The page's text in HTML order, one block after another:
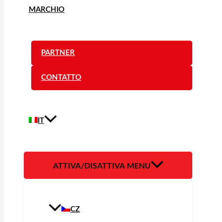
MARCHIO
PARTNER
CONTATTO
IT
ATTIVA/DISATTIVA MENU
CZ